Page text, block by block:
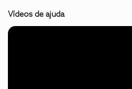
Vídeos de ajuda